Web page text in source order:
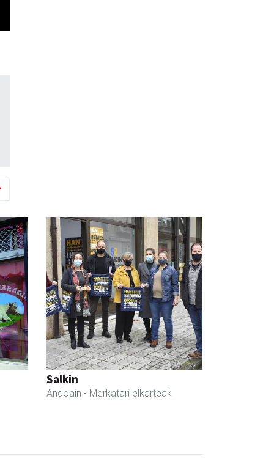
Salkin
Andoain - Merkatari elkarteak